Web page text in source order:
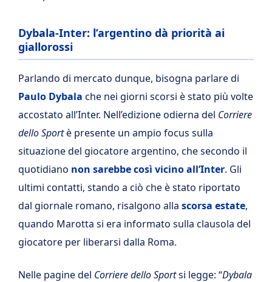
Dybala-Inter: l’argentino dà priorità ai
giallorossi
Parlando di mercato dunque, bisogna parlare di
Paulo Dybala che nei giorni scorsi è stato più volte
accostato all’Inter. Nell’edizione odierna del Corriere
dello Sportè presente un ampio focus sulla
situazione del giocatore argentino, che secondo il
quotidiano non sarebbe così vicino all’Inter. Gli
ultimi contatti, stando a ciò che è stato riportato
dal giornale romano, risalgono alla scorsa estate,
quando Marotta si era informato sulla clausola del
giocatore per liberarsi dalla Roma.
Nelle pagine del Corriere dello Sportsi legge: “Dybala